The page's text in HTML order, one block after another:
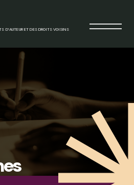
D’AUTEUR ET DES DROITS VOISINS